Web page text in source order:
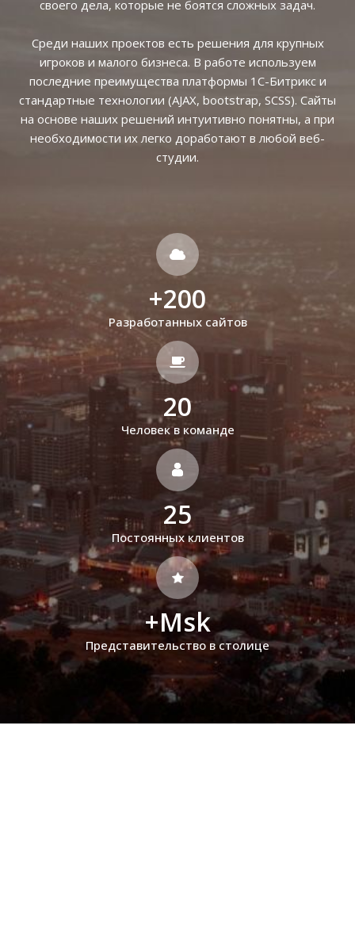
своего дела, которые не боятся сложных задач.
Среди наших проектов есть решения для крупных
игроков и малого бизнеса. В работе используем
последние преимущества платформы 1С-Битрикс и
стандартные технологии (AJAX, bootstrap, SCSS). Сайты
на основе наших решений интуитивно понятны, а при
необходимости их легко доработают в любой веб-
студии.
+200
Разработанных сайтов
20
Человек в команде
25
Постоянных клиентов
+Msk
Представительство в столице